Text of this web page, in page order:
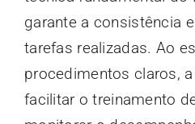
garante a consistência
tarefas realizadas. Ao
procedimentos claros,
facilitar o treinamento